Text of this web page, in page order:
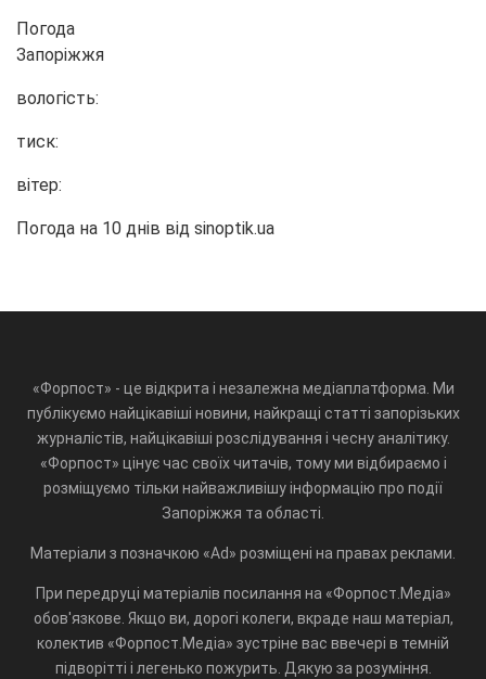
Погода
Запоріжжя
вологість:
тиск:
вітер:
Погода на 10 днів від sinoptik.ua
«Форпост» - це відкрита і незалежна медіаплатформа. Ми
публікуємо найцікавіші новини, найкращі статті запорізьких
журналістів, найцікавіші розслідування і чесну аналітику.
«Форпост» цінує час своїх читачів, тому ми відбираємо і
розміщуємо тільки найважливішу інформацію про події
Запоріжжя та області.
Матеріали з позначкою «Ad» розміщені на правах реклами.
При передруці матеріалів посилання на «Форпост.Медіа»
обов'язкове. Якщо ви, дорогі колеги, вкраде наш матеріал,
колектив «Форпост.Медіа» зустріне вас ввечері в темній
підворітті і легенько пожурить. Дякую за розуміння.